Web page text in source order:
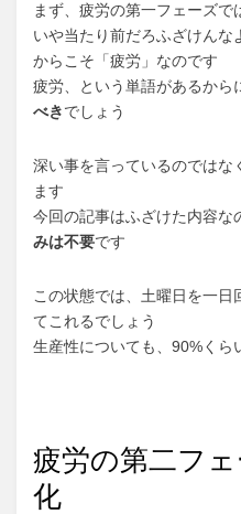
まず、疲労の第一フェーズ
いや当たり前だろふざけん
からこそ「疲労」なのです
疲労、という単語があるから
べきでしょう
深い事を言っているのではな
ます
今回の記事はふざけた内容な
みは不要です
この状態では、土曜日を一日
てこれるでしょう
生産性についても、90%くら
疲労の第二フ
化